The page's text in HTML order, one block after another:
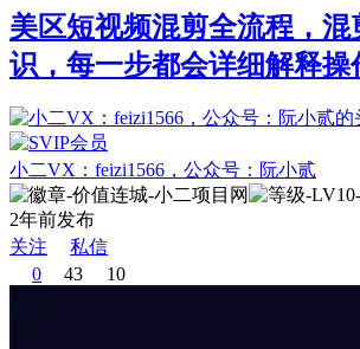
美区短视频混剪全流程，混
识，每一步都会详细解释操
小二VX：feizi1566，公众号：阮小贰
2年前发布
关注
私信
0
43 10